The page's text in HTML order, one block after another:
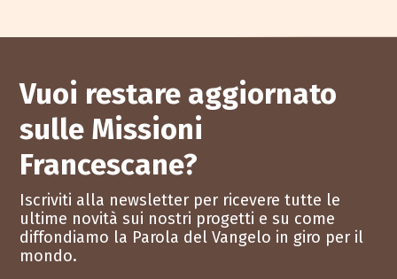
Vuoi restare aggiornato
sulle Missioni
Francescane?
Iscriviti alla newsletter per ricevere tutte le
ultime novità sui nostri progetti e su come
diffondiamo la Parola del Vangelo in giro per il
mondo.